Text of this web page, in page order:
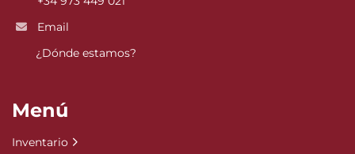
Email
¿Dónde estamos?
Menú
Inventario